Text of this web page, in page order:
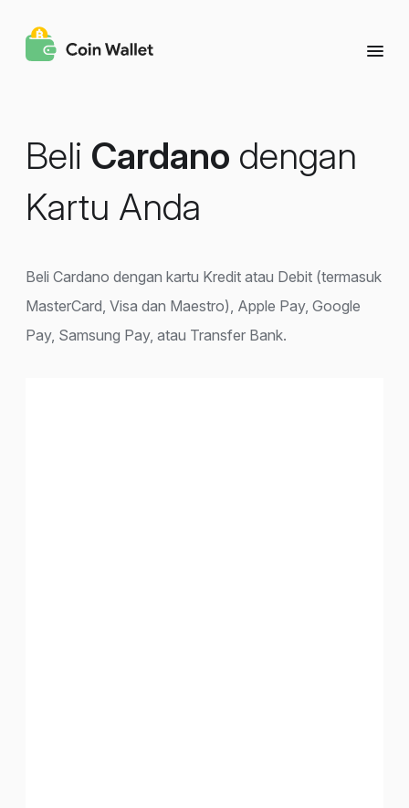
Beli Cardano dengan
Kartu Anda
Beli Cardano dengan kartu Kredit atau Debit (termasuk
MasterCard, Visa dan Maestro), Apple Pay, Google
Pay, Samsung Pay, atau Transfer Bank.